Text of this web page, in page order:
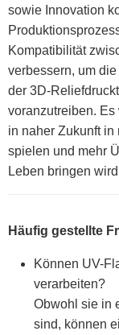
sowie Innovation
Kompatibilität
verbessern, um
der 3D-
voranzutreiben.
in naher Zukunft
spielen und mehr
Leben bringen
Häufig gestellte
Können UV-
verarbeiten?
Obwohl sie in
sind, können